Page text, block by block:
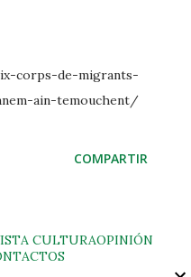
corps-de-migrants-
ain-temouchent/
COMPARTIR
CULTURAOPINIÓN